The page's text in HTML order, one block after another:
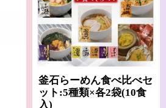
釜石らーめん食べ比べセ
ット:5種類×各2袋(10食
入)